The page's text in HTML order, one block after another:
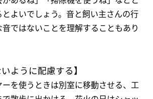
よいでしょう。音と飼い主さんの行
ではないことを理解することもあり
ように配慮する】
を使うときは別室に移動させる、工